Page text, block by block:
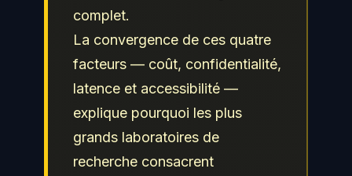
complet.
La convergence de ces quatre
facteurs — coût, confidentialité,
latence et accessibilité —
explique pourquoi les plus
grands laboratoires de
recherche consacrent